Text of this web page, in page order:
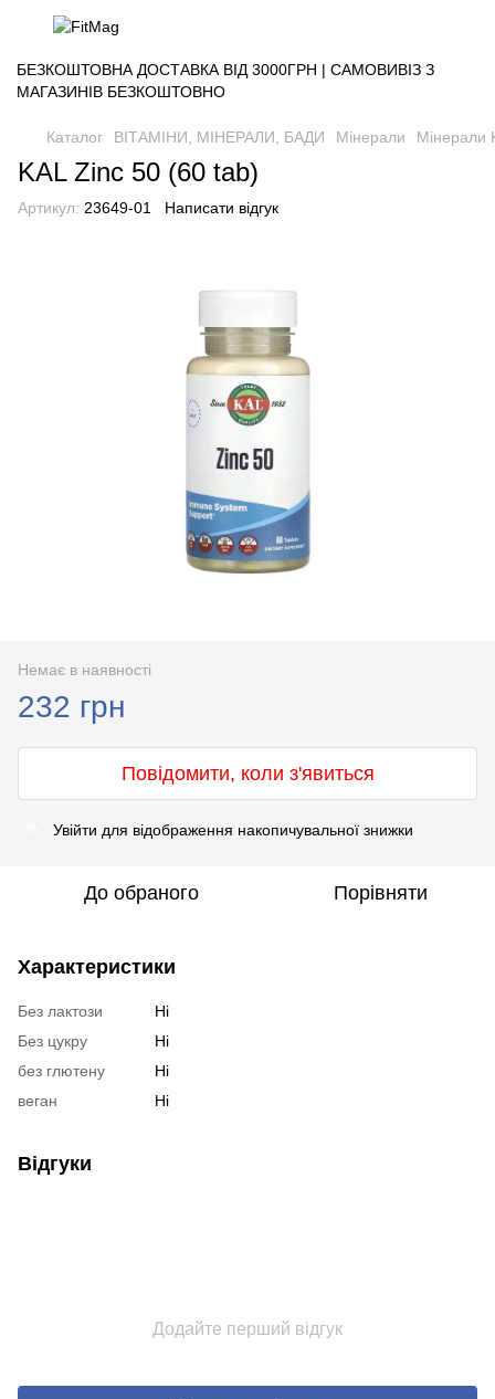
БЕЗКОШТОВНА ДОСТАВКА ВІД 3000ГРН | САМОВИВІЗ З
МАГАЗИНІВ БЕЗКОШТОВНО
Каталог ВІТАМІНИ, МІНЕРАЛИ, БАДИ Мінерали Мінерали
KAL Zinc 50 (60 tab)
Артикул: 23649-01 Написати відгук
Немає в наявності
232 грн
Повідомити, коли з'явиться
Увійти для відображення накопичувальної знижки
До обраного Порівняти
Характеристики
Без лактози
Ні
Без цукру
Ні
без глютену
Ні
веган
Ні
Відгуки
Додайте перший відгук